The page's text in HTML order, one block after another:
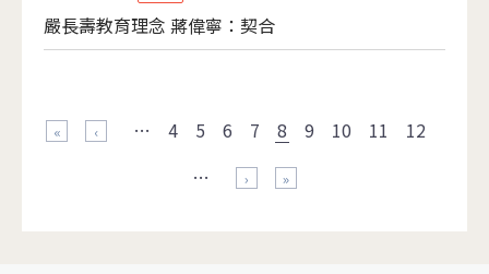
嚴長壽教育理念 蔣偉寧：契合
… 4 5 6 7 8 9 10 11
12
…